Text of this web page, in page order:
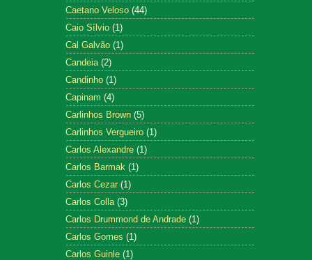
Caetano Veloso (44)
Caio Sílvio (1)
Cal Galvão (1)
Candeia (2)
Candinho (1)
Capinam (4)
Carlinhos Brown (5)
Carlinhos Vergueiro (1)
Carlos Alexandre (1)
Carlos Barmak (1)
Carlos Cezar (1)
Carlos Colla (3)
Carlos Drummond de Andrade (1)
Carlos Gomes (1)
Carlos Guinle (1)